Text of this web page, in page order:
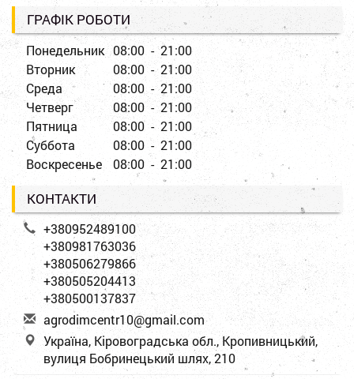
ГРАФІК РОБОТИ
Понедельник 08:00 - 21:00
Вторник
08:00 - 21:00
Среда
08:00 - 21:00
Четверг
08:00 - 21:00
Пятница
08:00 - 21:00
Суббота
08:00 - 21:00
Воскресенье
08:00 - 21:00
КОНТАКТИ
+380952489100
+380981763036
+380506279866
+380505204413
+380500137837
agrodimcentr10@gmail.com
Україна, Кіровоградська обл., Кропивницький,
вулиця Бобринецький шлях, 210